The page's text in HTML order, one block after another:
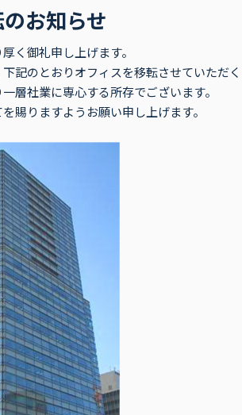
お知らせ
く御礼申し上げます。
記のとおりオフィスを移転させていただく
層社業に専心する所存でございます。
賜りますようお願い申し上げます。